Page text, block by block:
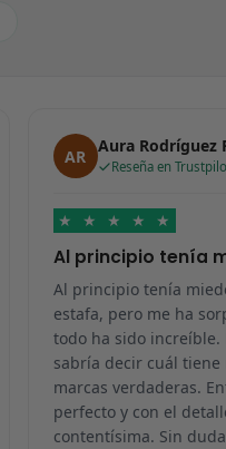
AR Aura Rodríguez
Reseña en
★ ★ ★ ★ ★
Al principio tenía
Al principio tenía
estafa, pero me ha
todo ha sido increíble.
sabría decir cuál
marcas verdaderas.
perfecto y con el
contentísima. Sin